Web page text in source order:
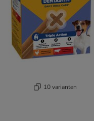
10 varianten